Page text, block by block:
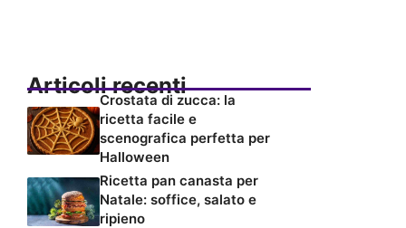
Articoli recenti
Crostata di zucca: la
ricetta facile e
scenografica perfetta per
Halloween
Ricetta pan canasta per
Natale: soffice, salato e
ripieno